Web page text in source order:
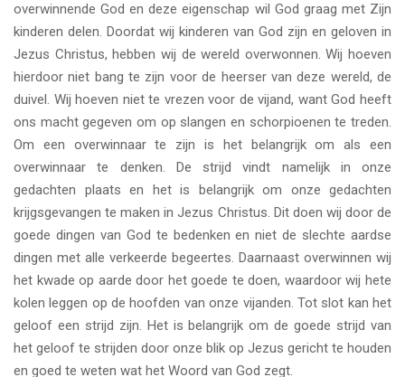
overwinnende God en deze eigenschap wil God graag met Zijn
kinderen delen. Doordat wij kinderen van God zijn en geloven in
Jezus Christus, hebben wij de wereld overwonnen. Wij hoeven
hierdoor niet bang te zijn voor de heerser van deze wereld, de
duivel. Wij hoeven niet te vrezen voor de vijand, want God heeft
ons macht gegeven om op slangen en schorpioenen te treden.
Om een overwinnaar te zijn is het belangrijk om als een
overwinnaar te denken. De strijd vindt namelijk in onze
gedachten plaats en het is belangrijk om onze gedachten
krijgsgevangen te maken in Jezus Christus. Dit doen wij door de
goede dingen van God te bedenken en niet de slechte aardse
dingen met alle verkeerde begeertes. Daarnaast overwinnen wij
het kwade op aarde door het goede te doen, waardoor wij hete
kolen leggen op de hoofden van onze vijanden. Tot slot kan het
geloof een strijd zijn. Het is belangrijk om de goede strijd van
het geloof te strijden door onze blik op Jezus gericht te houden
en goed te weten wat het Woord van God zegt.